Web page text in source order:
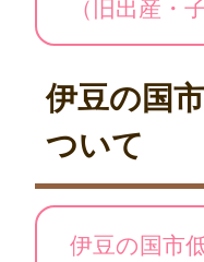
（旧出産・
伊豆の国
ついて
伊豆の国市